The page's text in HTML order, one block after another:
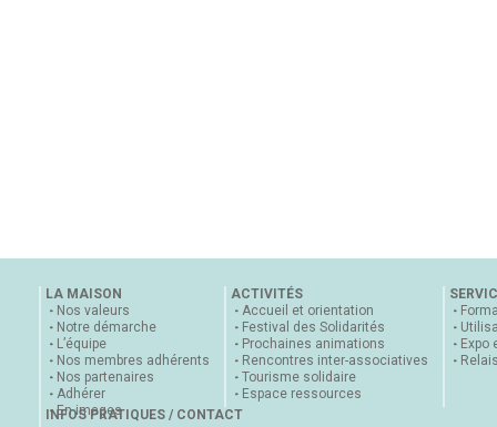
LA MAISON
Nos valeurs
Notre démarche
L’équipe
Nos membres adhérents
Nos partenaires
Adhérer
En images
ACTIVITÉS
Accueil et orientation
Festival des Solidarités
Prochaines animations
Rencontres inter-associatives
Tourisme solidaire
Espace ressources
Expo
INFOS PRATIQUES / CONTACT